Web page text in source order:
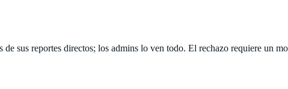
sus reportes directos; los admins lo ven todo. El rechazo requiere un